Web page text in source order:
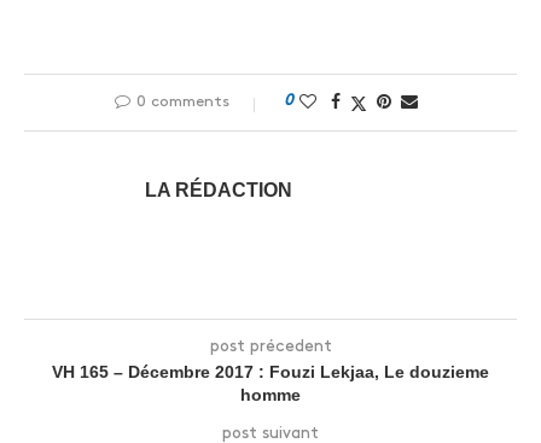
0 comments 0
LA RÉDACTION
post précedent
VH 165 – Décembre 2017 : Fouzi Lekjaa, Le douzieme
homme
post suivant